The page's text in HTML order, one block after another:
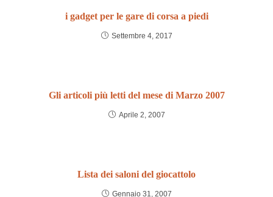
i gadget per le gare di corsa a piedi
Settembre 4, 2017
Gli articoli più letti del mese di Marzo 2007
Aprile 2, 2007
Lista dei saloni del giocattolo
Gennaio 31, 2007